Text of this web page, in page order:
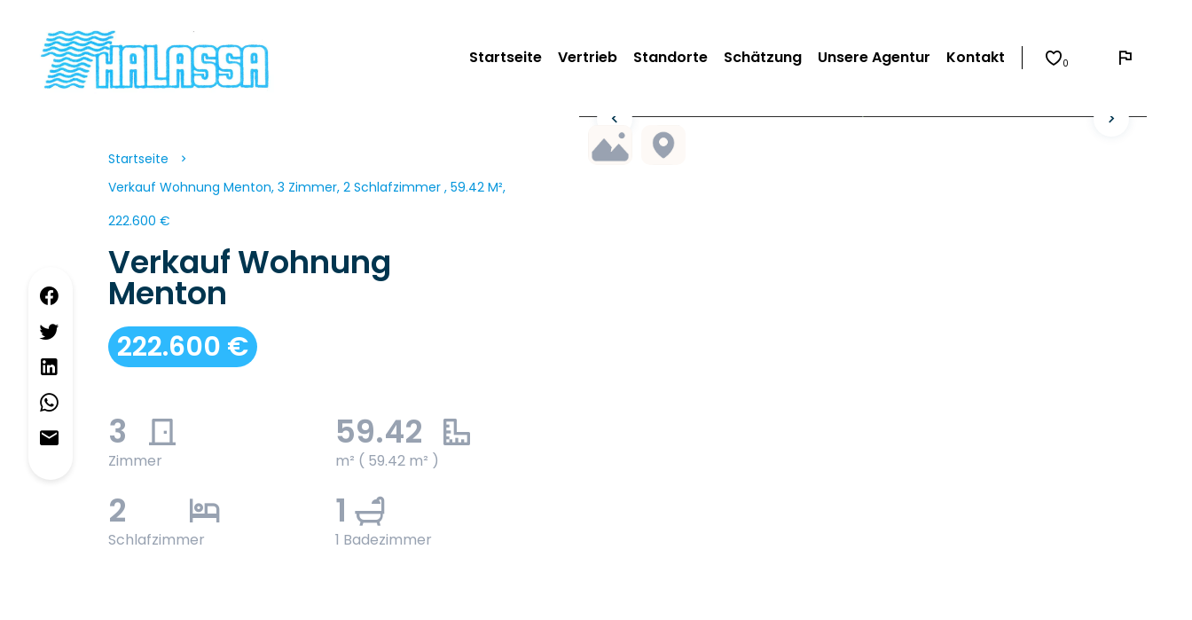
Startseite Vertrieb Standorte Schätzung Unsere Agentur Kontakt 0
Startseite
Verkauf Wohnung Menton, 3 Zimmer, 2 Schlafzimmer , 59.42 M²,
222.600 €
Verkauf Wohnung
Menton
222.600 €
3
Zimmer
59.42
m² ( 59.42 m² )
2
Schlafzimmer
1
1 Badezimmer